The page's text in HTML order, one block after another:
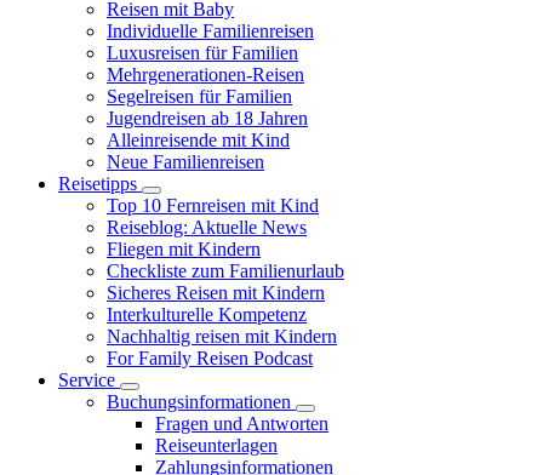
Reisen mit Baby
Individuelle Familienreisen
Luxusreisen für Familien
Mehrgenerationen-Reisen
Segelreisen für Familien
Jugendreisen ab 18 Jahren
Alleinreisende mit Kind
Neue Familienreisen
Reisetipps
Top 10 Fernreisen mit Kind
Reiseblog: Aktuelle News
Fliegen mit Kindern
Checkliste zum Familienurlaub
Sicheres Reisen mit Kindern
Interkulturelle Kompetenz
Nachhaltig reisen mit Kindern
For Family Reisen Podcast
Service
Buchungsinformationen
Fragen und Antworten
Reiseunterlagen
Zahlungsinformationen